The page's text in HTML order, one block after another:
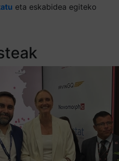
eta eskabidea egiteko